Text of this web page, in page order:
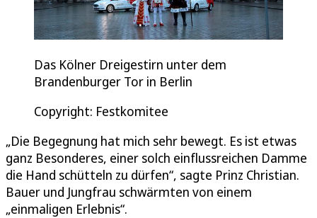
Das Kölner Dreigestirn unter dem
Brandenburger Tor in Berlin
Copyright: Festkomitee
„Die Begegnung hat mich sehr bewegt. Es ist etwas
ganz Besonderes, einer solch einflussreichen Damme
die Hand schütteln zu dürfen“, sagte Prinz Christian.
Bauer und Jungfrau schwärmten von einem
„einmaligen Erlebnis“.